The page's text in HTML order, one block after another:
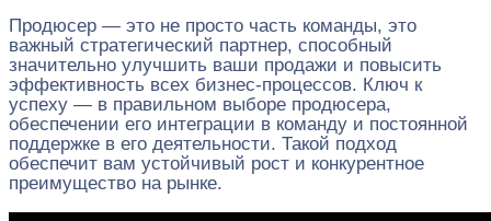
Продюсер — это не просто часть команды, это
важный стратегический партнер, способный
значительно улучшить ваши продажи и повысить
эффективность всех бизнес-процессов. Ключ к
успеху — в правильном выборе продюсера,
обеспечении его интеграции в команду и постоянной
поддержке в его деятельности. Такой подход
обеспечит вам устойчивый рост и конкурентное
преимущество на рынке.